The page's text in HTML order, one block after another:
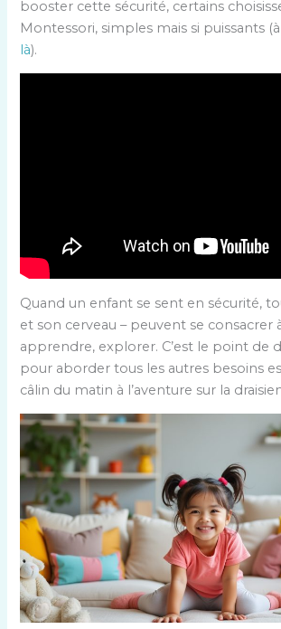
booster cette sécurité, certains
Montessori, simples mais si puissants
là).
Quand un enfant se sent en sécurité,
et son cerveau – peuvent se consacrer
apprendre, explorer. C’est le point de
pour aborder tous les autres besoins
câlin du matin à l’aventure sur la